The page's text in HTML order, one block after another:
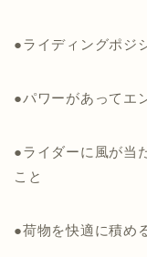
●ライディングポジ
●パワーがあってエ
●ライダーに風が当
こと
●荷物を快適に積め